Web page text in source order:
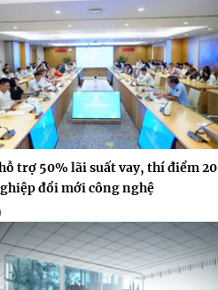
trợ 50% lãi suất vay, thí điểm 20
đổi mới công nghệ